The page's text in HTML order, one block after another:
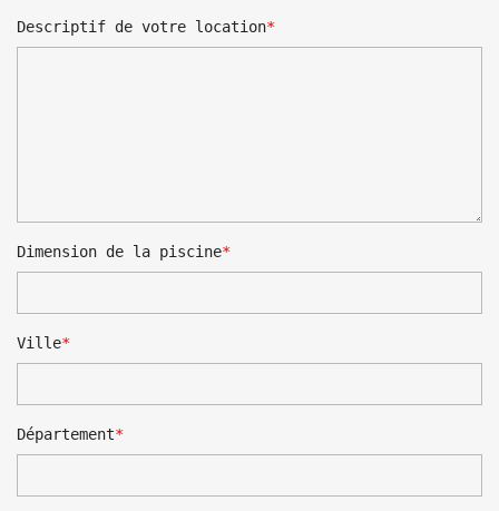
Descriptif de votre location
Dimension de la piscine
Ville
Département